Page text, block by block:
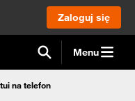
Zaloguj się
Menu
na telefon